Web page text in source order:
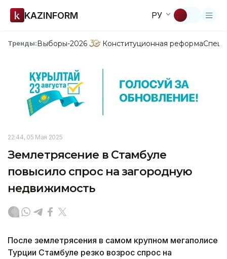
KAZINFORM РУ
Тренды:Выборы-2026 Конституционная реформа
22:44, 05 Мая 2025
Землетрясение в Стамбуле
повысило спрос на загородную
недвижимость
После землетрясения в самом крупном мегаполисе
Турции Стамбуле резко возрос спрос на